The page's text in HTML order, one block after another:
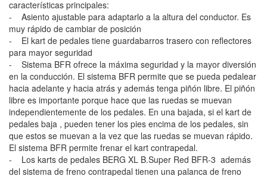
características principales:
- Asiento ajustable para adaptarlo a la altura del conductor. Es
muy rápido de cambiar de posición
- El kart de pedales tiene guardabarros trasero con reflectores
para mayor seguridad
- Sistema BFR ofrece la máxima seguridad y la mayor diversión
en la conducción. El sistema BFR permite que se pueda pedalear
hacia adelante y hacia atrás y además tenga piñón libre. El piñón
libre es importante porque hace que las ruedas se muevan
independientemente de los pedales. En una bajada, si el kart de
pedales baja , pueden tener los pies encima de los pedales, sin
que estos se muevan a la vez que las ruedas se muevan rápido.
El sistema BFR permite frenar el kart contrapedal.
- Los karts de pedales BERG XL B.Super Red BFR-3 además
del sistema de freno contrapedal tienen una palanca de freno